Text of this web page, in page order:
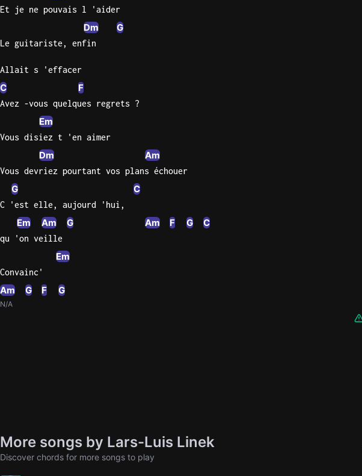
Et je ne pouvais l 'aider
Dm G
Le guitariste, enfin
Allait s 'effacer
C F
Avez -vous quelques regrets ?
Em
Vous disiez t 'en aimer
Dm Am
Vous devriez pourtant vos plans échouer
G C
C 'est elle, aujourd 'hui,
Em Am G Am F G C
qu 'on veille
Em
Convainc'
Am G F G
N/A
More songs by Lars-Luis Linek
Discover chords for more songs to play